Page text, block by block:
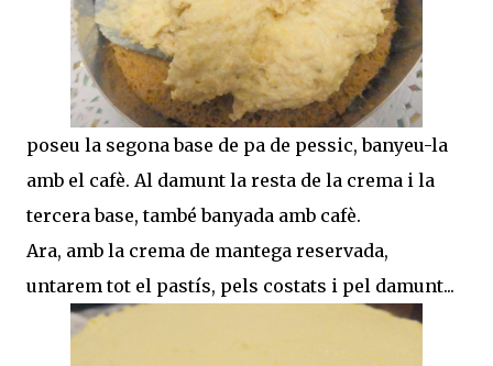
poseu la segona base de pa de pessic, banyeu-la
amb el cafè. Al damunt la resta de la crema i la
tercera base, també banyada amb cafè.
Ara, amb la crema de mantega reservada,
untarem tot el pastís, pels costats i pel damunt...